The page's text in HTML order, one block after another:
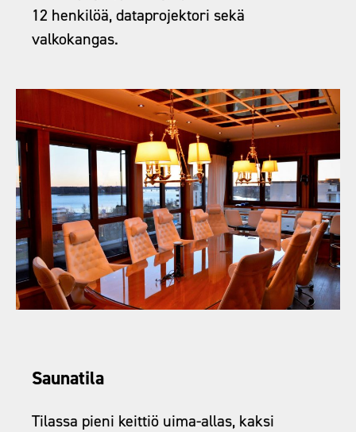
12 henkilöä, dataprojektori sekä
valkokangas.
Saunatila
Tilassa pieni keittiö uima-allas, kaksi